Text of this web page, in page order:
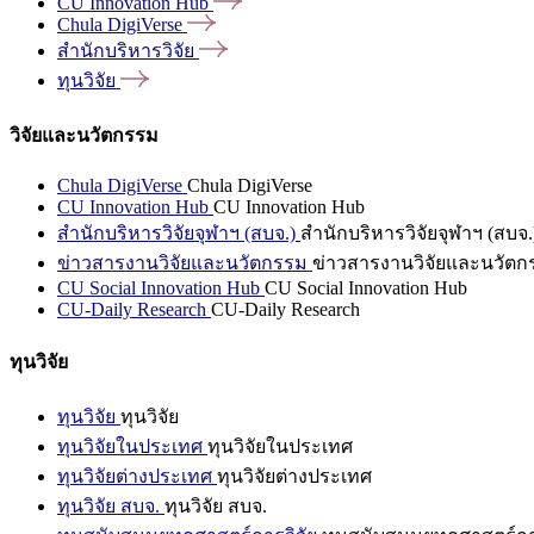
Chula DigiVerse
สำนักบริหารวิจัย
ทุนวิจัย
วิจัยและนวัตกรรม
Chula DigiVerse Chula DigiVerse
CU Innovation Hub CU Innovation Hub
สำนักบริหารวิจัยจุฬาฯ (สบจ.) สำนักบริหารวิจัยจุฬาฯ (สบจ
ข่าวสารงานวิจัยและนวัตกรรม ข่าวสารงานวิจัยและนวัตก
CU Social Innovation Hub CU Social Innovation Hub
CU-Daily Research CU-Daily Research
ทุนวิจัย
ทุนวิจัย ทุนวิจัย
ทุนวิจัยในประเทศ ทุนวิจัยในประเทศ
ทุนวิจัยต่างประเทศ ทุนวิจัยต่างประเทศ
ทุนวิจัย สบจ. ทุนวิจัย สบจ.